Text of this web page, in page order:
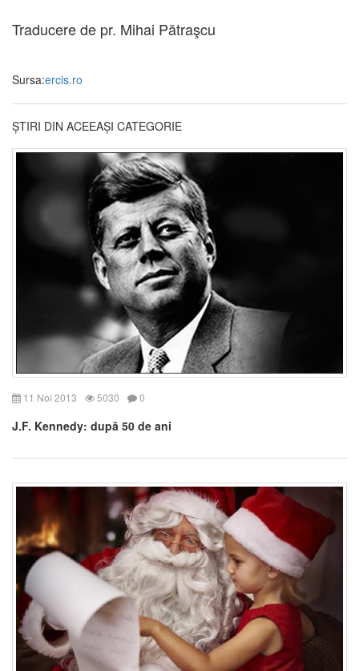
Traducere de pr. Mihai Pătraşcu
Sursa:ercis.ro
ȘTIRI DIN ACEEAȘI CATEGORIE
11 Noi 2013 5030 0
J.F. Kennedy: după 50 de ani